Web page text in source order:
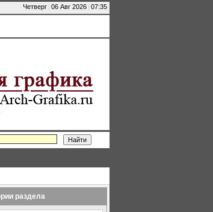
Четверг | 06 Авг 2026 | 07:35
раздела